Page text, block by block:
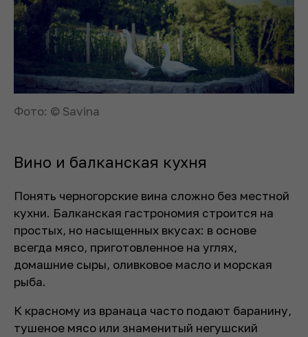
Фото: © Savina
Вино и балканская кухня
Понять черногорские вина сложно без местной
кухни. Балканская гастрономия строится на
простых, но насыщенных вкусах: в основе
всегда мясо, приготовленное на углях,
домашние сыры, оливковое масло и морская
рыба.
К красному из вранаца часто подают баранину,
тушеное мясо или знаменитый негушский